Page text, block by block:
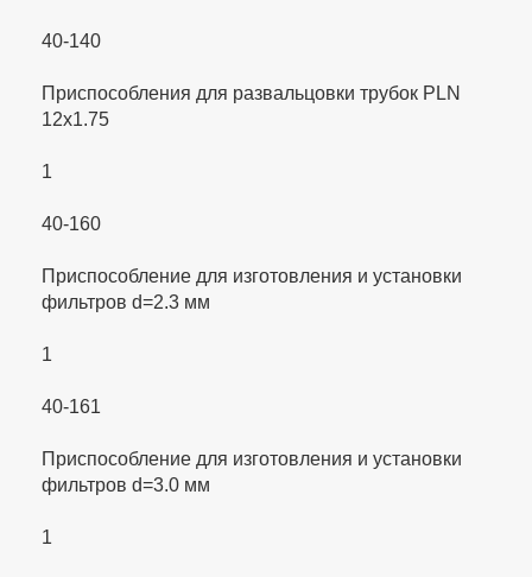
40-140
Приспособления для развальцовки трубок PLN
12x1.75
1
40-160
Приспособление для изготовления и установки
фильтров d=2.3 мм
1
40-161
Приспособление для изготовления и установки
фильтров d=3.0 мм
1